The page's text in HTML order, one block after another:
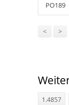
PO189
< >
1.4857